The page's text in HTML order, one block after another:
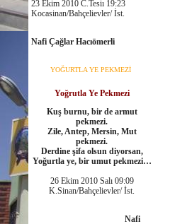
23 Ekim 2010 C.Tesiı 19:23
Kocasinan/Bahçelievler/ İst.
Nafi Çağlar Hacıömerli
YOĞURTLA YE PEKMEZİ
Yoğrutla Ye Pekmezi
Kuş burnu, bir de armut
pekmezi.
Zile, Antep, Mersin, Mut
pekmezi.
Derdine şifa olsun diyorsan,
Yoğurtla ye, bir umut pekmezi…
26 Ekim 2010 Salı 09:09
K.Sinan/Bahçelievler/ İst.
Nafi